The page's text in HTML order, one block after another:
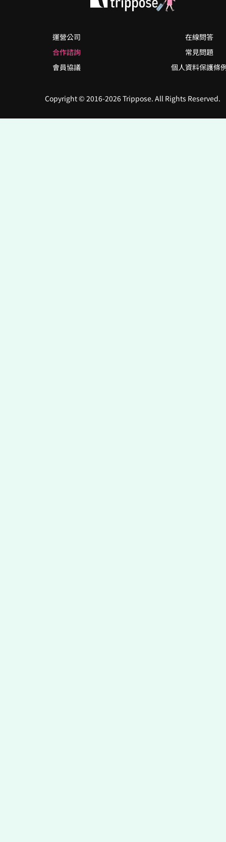
運營公司
合作諮詢
會員協議
在線問答
常見問題
個人資料保護條
Copyright © 2016-2026 Trippose. All Rights Reserved.